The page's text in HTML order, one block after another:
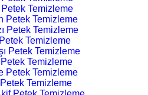
Temizleme
Petek Temizleme
Petek Temizleme
Temizleme
Petek Temizleme
Temizleme
Petek Temizleme
Temizleme